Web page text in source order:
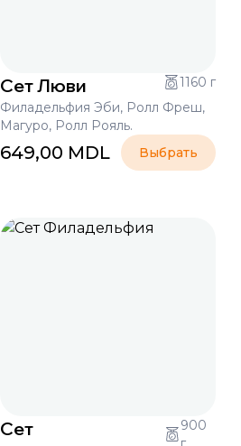
Сет Люви
1160 г
Филадельфия Эби, Ролл Фреш,
Магуро, Ролл Рояль.
649,00 MDL Выбрать
Сет
900